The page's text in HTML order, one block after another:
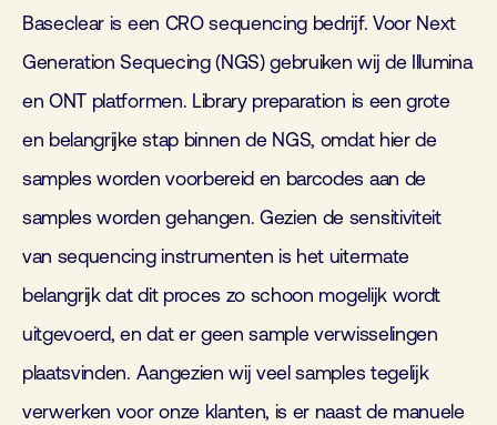
Baseclear is een CRO sequencing bedrijf. Voor Next
Generation Sequecing (NGS) gebruiken wij de Illumina
en ONT platformen. Library preparation is een grote
en belangrijke stap binnen de NGS, omdat hier de
samples worden voorbereid en barcodes aan de
samples worden gehangen. Gezien de sensitiviteit
van sequencing instrumenten is het uitermate
belangrijk dat dit proces zo schoon mogelijk wordt
uitgevoerd, en dat er geen sample verwisselingen
plaatsvinden. Aangezien wij veel samples tegelijk
verwerken voor onze klanten, is er naast de manuele